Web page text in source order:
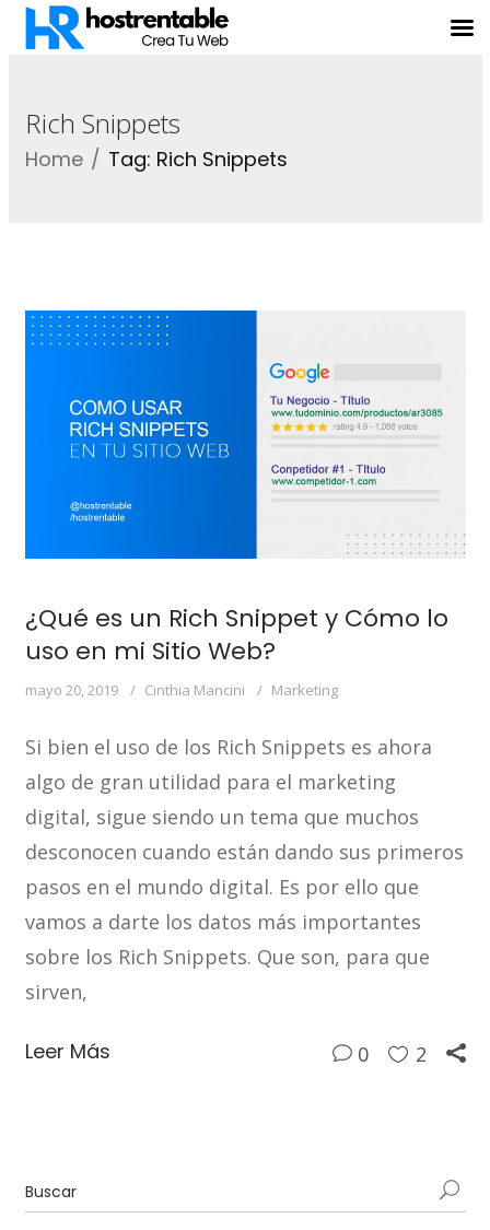
Rich Snippets
Home Tag: Rich Snippets
¿Qué es un Rich Snippet y Cómo lo
uso en mi Sitio Web?
mayo 20, 2019 Cinthia Mancini Marketing
Si bien el uso de los Rich Snippets es ahora
algo de gran utilidad para el marketing
digital, sigue siendo un tema que muchos
desconocen cuando están dando sus primeros
pasos en el mundo digital. Es por ello que
vamos a darte los datos más importantes
sobre los Rich Snippets. Que son, para que
sirven,
Leer Más 0 2